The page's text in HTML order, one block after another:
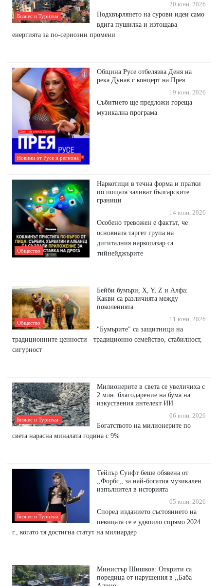
Бизнес и Туризъм
20 юни, 2026
Подхвърлянето на сурови идеи само
вдига пушилка и изтощава
енергията за по-сериозни промени
Новини от Русе и региона
Община Русе отбелязва Деня на
река Дунав с концерт на Прея
19 юни, 2026
Събитието ще предложи гореща
музикална програма
Общество
Наркотици в течна форма и пратки
по пощата заливат българските
граници
14 юни, 2026
Особено тревожен е фактът, че
основната таргет група на
дигиталния наркопазар са
тийнейджърите
Общество
Бейби бумъри, X, Y, Z и Алфа:
Какви са различията между
поколенията
11 юни, 2026
"Бумърите" са защитници на
традиционните ценности - традиционно семейство, стабилност,
сигурност
Бизнес и Туризъм
Милионерите в света се увеличиха с
2 млн. благодарение на бума на
изкуствения интелект ИИ
06 юни, 2026
Богатството на милионерите по
света нарасна миналата година с 9%
Бизнес и Туризъм
Тейлър Суифт беше обявена от
,,Форбс,, за най-богатия музикален
изпълнител в историята
05 юни, 2026
Според изданието състоянието на
певицата се е удвоило спрямо 2024
г., когато тя достигна статут на милиардер
Министър Шишков: Открити са
поредица от нарушения в ,,Баба